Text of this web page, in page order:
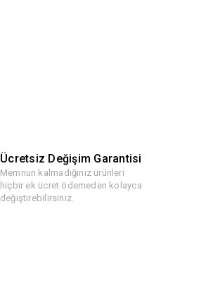
Ücretsiz Değişim Garantisi
Memnun kalmadığınız ürünleri
hiçbir ek ücret ödemeden kolayca
değiştirebilirsiniz.